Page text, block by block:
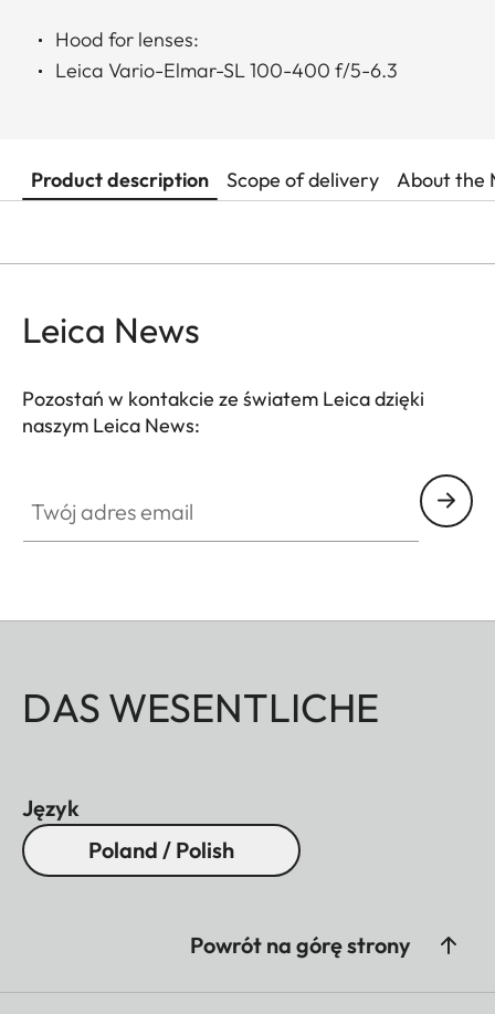
Hood for lenses:
Leica Vario-Elmar-SL 100-400 f/5-6.3
Product description Scope of delivery About the
Leica News
Pozostań w kontakcie ze światem Leica dzięki
naszym Leica News:
DAS WESENTLICHE
Język
Poland / Polish
Powrót na górę strony